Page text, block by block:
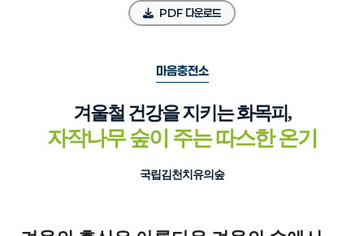
PDF 다운로드
마음충전소
겨울철 건강을 지키는 화목피,
자작나무 숲이 주는 따스한 온기
국립김천치유의숲